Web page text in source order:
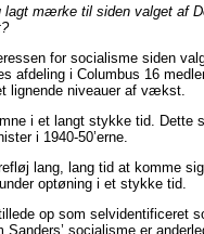
lagt mærke til siden valget af
for socialisme siden
afdeling i Columbus 16
lignende niveauer af vækst.
i et langt stykke tid. Dette
i 1940-50’erne.
lang, lang tid at komme
optøning i et stykke tid.
op som selvidentificeret
socialisme er